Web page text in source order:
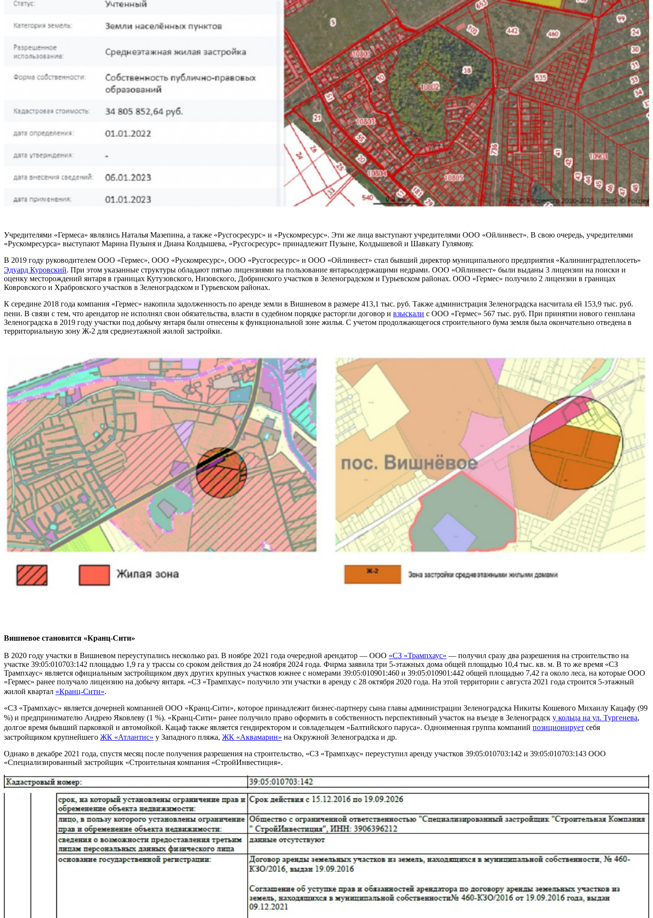
Учредителями «Гермеса» являлись Наталья Мазепина, а также «Русгосресурс» и «Рускомресурс». Эти же лица выступают учредителями ООО «Ойлинвест». В свою очередь, учредителями
«Рускомресурса» выступают Марина Пузыня и Диана Колдышева, «Русгосресурс» принадлежит Пузыне, Колдышевой и Шавкату Гулямову.
В 2019 году руководителем ООО «Гермес», ООО «Рускомресурс», ООО «Русгосресурс» и ООО «Ойлинвест» стал бывший директор муниципального предприятия «Калининградтеплосеть»
Эдуард Куровский. При этом указанные структуры обладают пятью лицензиями на пользование янтарьсодержащими недрами. ООО «Ойлинвест» были выданы 3 лицензии на поиски и
оценку месторождений янтаря в границах Кутузовского, Низовского, Добринского участков в Зеленоградском и Гурьевском районах. ООО «Гермес» получило 2 лицензии в границах
Ковровского и Храбровского участков в Зеленоградском и Гурьевском районах.
К середине 2018 года компания «Гермес» накопила задолженность по аренде земли в Вишневом в размере 413,1 тыс. руб. Также администрация Зеленоградска насчитала ей 153,9 тыс. руб.
пени. В связи с тем, что арендатор не исполнял свои обязательства, власти в судебном порядке расторгли договор и взыскали с ООО «Гермес» 567 тыс. руб. При принятии нового генплана
Зеленоградска в 2019 году участки под добычу янтаря были отнесены к функциональной зоне жилья. С учетом продолжающегося строительного бума земля была окончательно отведена в
территориальную зону Ж-2 для среднеэтажной жилой застройки.
Вишневое становится «Кранц-Сити»
В 2020 году участки в Вишневом переуступались несколько раз. В ноябре 2021 года очередной арендатор — ООО «СЗ «Трампхаус» — получил сразу два разрешения на строительство на
участке 39:05:010703:142 площадью 1,9 га у трассы со сроком действия до 24 ноября 2024 года. Фирма заявила три 5-этажных дома общей площадью 10,4 тыс. кв. м. В то же время «СЗ
Трампхаус» является официальным застройщиком двух других крупных участков южнее с номерами 39:05:010901:460 и 39:05:010901:442 общей площадью 7,42 га около леса, на которые ООО
«Гермес» ранее получало лицензию на добычу янтаря. «СЗ «Трампхаус» получило эти участки в аренду с 28 октября 2020 года. На этой территории с августа 2021 года строится 5-этажный
жилой квартал «Кранц-Сити».
«СЗ «Трампхаус» является дочерней компанией ООО «Кранц-Сити», которое принадлежит бизнес-партнеру сына главы администрации Зеленоградска Никиты Кошевого Михаилу Кацафу (99
%) и предпринимателю Андрею Яковлеву (1 %). «Кранц-Сити» ранее получило право оформить в собственность перспективный участок на въезде в Зеленоградск у кольца на ул. Тургенева,
долгое время бывший парковкой и автомойкой. Кацаф также является гендиректором и совладельцем «Балтийского паруса». Одноименная группа компаний позиционирует себя
застройщиком крупнейшего ЖК «Атлантис» у Западного пляжа, ЖК «Аквамарин» на Окружной Зеленоградска и др.
Однако в декабре 2021 года, спустя месяц после получения разрешения на строительство, «СЗ «Трампхаус» переуступил аренду участков 39:05:010703:142 и 39:05:010703:143 ООО
«Специализированный застройщик «Строительная компания «СтройИнвестиция».